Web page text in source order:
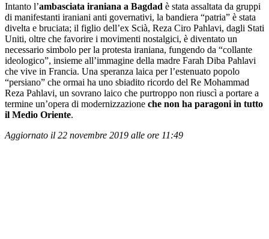
Intanto l’ambasciata iraniana a Bagdad è stata assaltata da gruppi
di manifestanti iraniani anti governativi, la bandiera “patria” è stata
divelta e bruciata; il figlio dell’ex Scià, Reza Ciro Pahlavi, dagli Stati
Uniti, oltre che favorire i movimenti nostalgici, è diventato un
necessario simbolo per la protesta iraniana, fungendo da “collante
ideologico”, insieme all’immagine della madre Farah Diba Pahlavi
che vive in Francia. Una speranza laica per l’estenuato popolo
“persiano” che ormai ha uno sbiadito ricordo del Re Mohammad
Reza Pahlavi, un sovrano laico che purtroppo non riuscì a portare a
termine un’opera di modernizzazione che non ha paragoni in tutto
il Medio Oriente.
Aggiornato il 22 novembre 2019 alle ore 11:49